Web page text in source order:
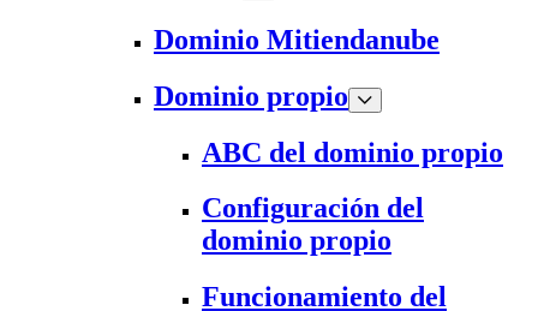
Dominio Mitiendanube
Dominio propio
ABC del dominio propio
Configuración del
dominio propio
Funcionamiento del